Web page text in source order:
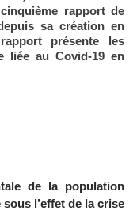
rapport de
sa création en
présente les
liée au Covid-19 en
de la population
l’effet de la crise